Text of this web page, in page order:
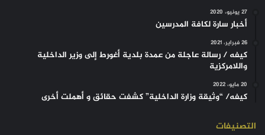
27 يونيو، 2020
أخبار سارة لكافة المدرسين
26 فبراير، 2021
كيفه / رسالة عاجلة من عمدة بلدية أغورط إلى وزير الداخلية
واللامركزية
20 مايو، 2022
كيفه/ “وثيقة وزارة الداخلية” كشفت حقائق و أهملت أخرى
التصنيفات